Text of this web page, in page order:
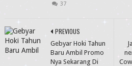
37
PREVIOUS
Gebyar Hoki Tahun
Baru Ambil Promo
Nya Sekarang Di